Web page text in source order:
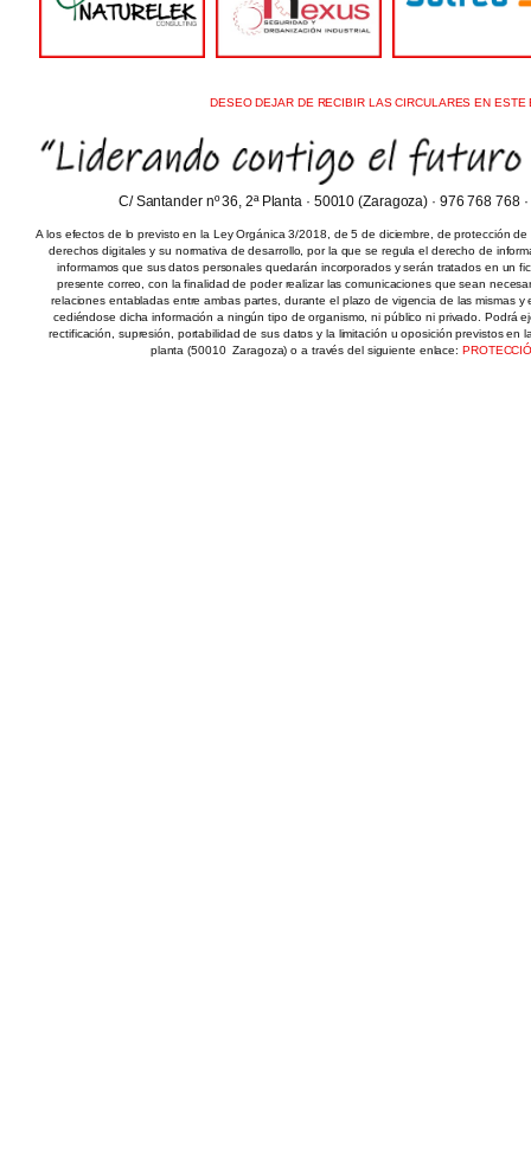
DESEO DEJAR DE RECIBIR LAS CIRCULARES EN ESTE
C/ Santander nº 36, 2ª Planta · 50010 (Zaragoza) · 976 768 768
A los efectos de lo previsto en la Ley Orgánica 3/2018, de 5 de diciembre, de protección
derechos digitales y su normativa de desarrollo, por la que se regula el derecho de
informamos que sus datos personales quedarán incorporados y serán tratados en un
presente correo, con la finalidad de poder realizar las comunicaciones que sean
relaciones entabladas entre ambas partes, durante el plazo de vigencia de las mismas y
cediéndose dicha información a ningún tipo de organismo, ni público ni privado. Podrá
rectificación, supresión, portabilidad de sus datos y la limitación u oposición previstos en
planta (50010  Zaragoza) o a través del siguiente enlace: